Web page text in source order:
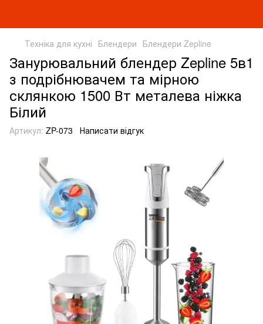
Техніка для кухні Блендери Блендери Zepline
Занурювальний блендер Zepline 5в1
з подрібнювачем та мірною
склянкою 1500 Вт металева ніжка
Білий
Артикул: ZP-073 Написати відгук